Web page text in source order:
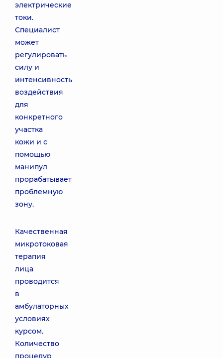
электрические
токи.
Специалист
может
регулировать
силу и
интенсивность
воздействия
для
конкретного
участка
кожи и с
помощью
манипул
прорабатывает
проблемную
зону.
Качественная
микротоковая
терапия
лица
проводится
в
амбулаторных
условиях
курсом.
Количество
процедур